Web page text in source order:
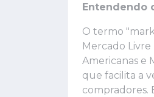
Entendendo
O termo
Mercado
Americanas e
que facilita a
compradores.